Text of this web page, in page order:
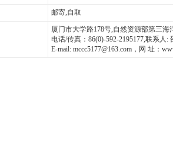
邮寄,自取
厦门市大学路178号,自然资源部第三海
电话/传真：86(0)-592-2195177,联系人:
E-mail: mccc5177@163.com，网 址：